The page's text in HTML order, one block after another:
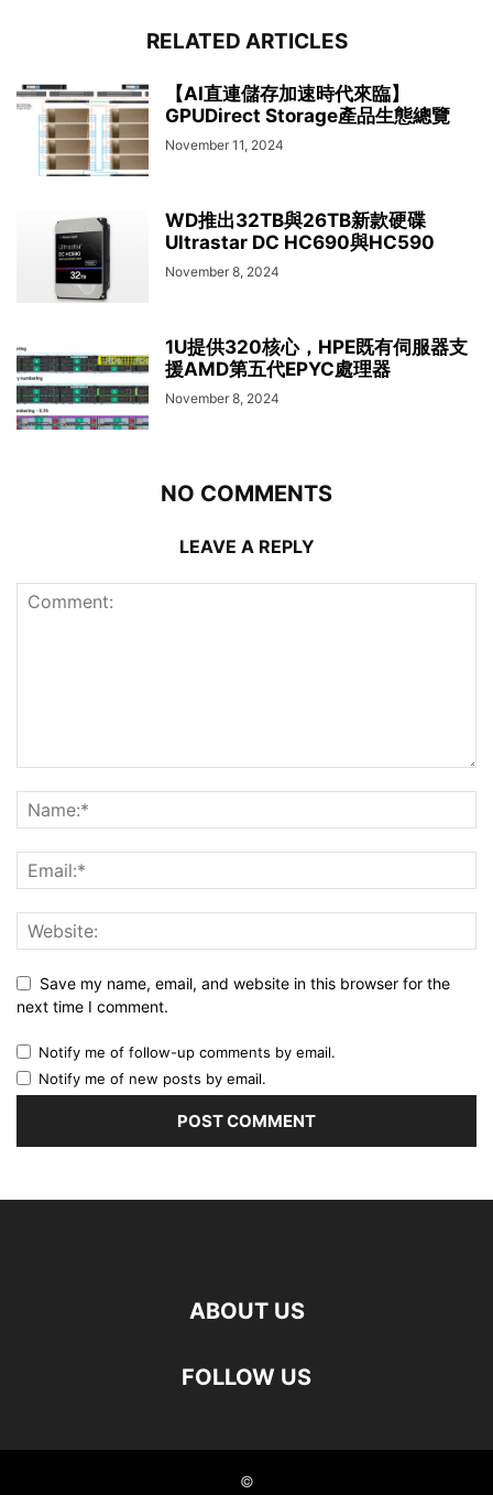
RELATED ARTICLES
【AI直連儲存加速時代來臨】
GPUDirect Storage產品生態總覽
November 11, 2024
WD推出32TB與26TB新款硬碟
Ultrastar DC HC690與HC590
November 8, 2024
1U提供320核心，HPE既有伺服器支
援AMD第五代EPYC處理器
November 8, 2024
NO COMMENTS
LEAVE A REPLY
Save my name, email, and website in this browser for the
next time I comment.
Notify me of follow-up comments by email.
Notify me of new posts by email.
ABOUT US
FOLLOW US
©